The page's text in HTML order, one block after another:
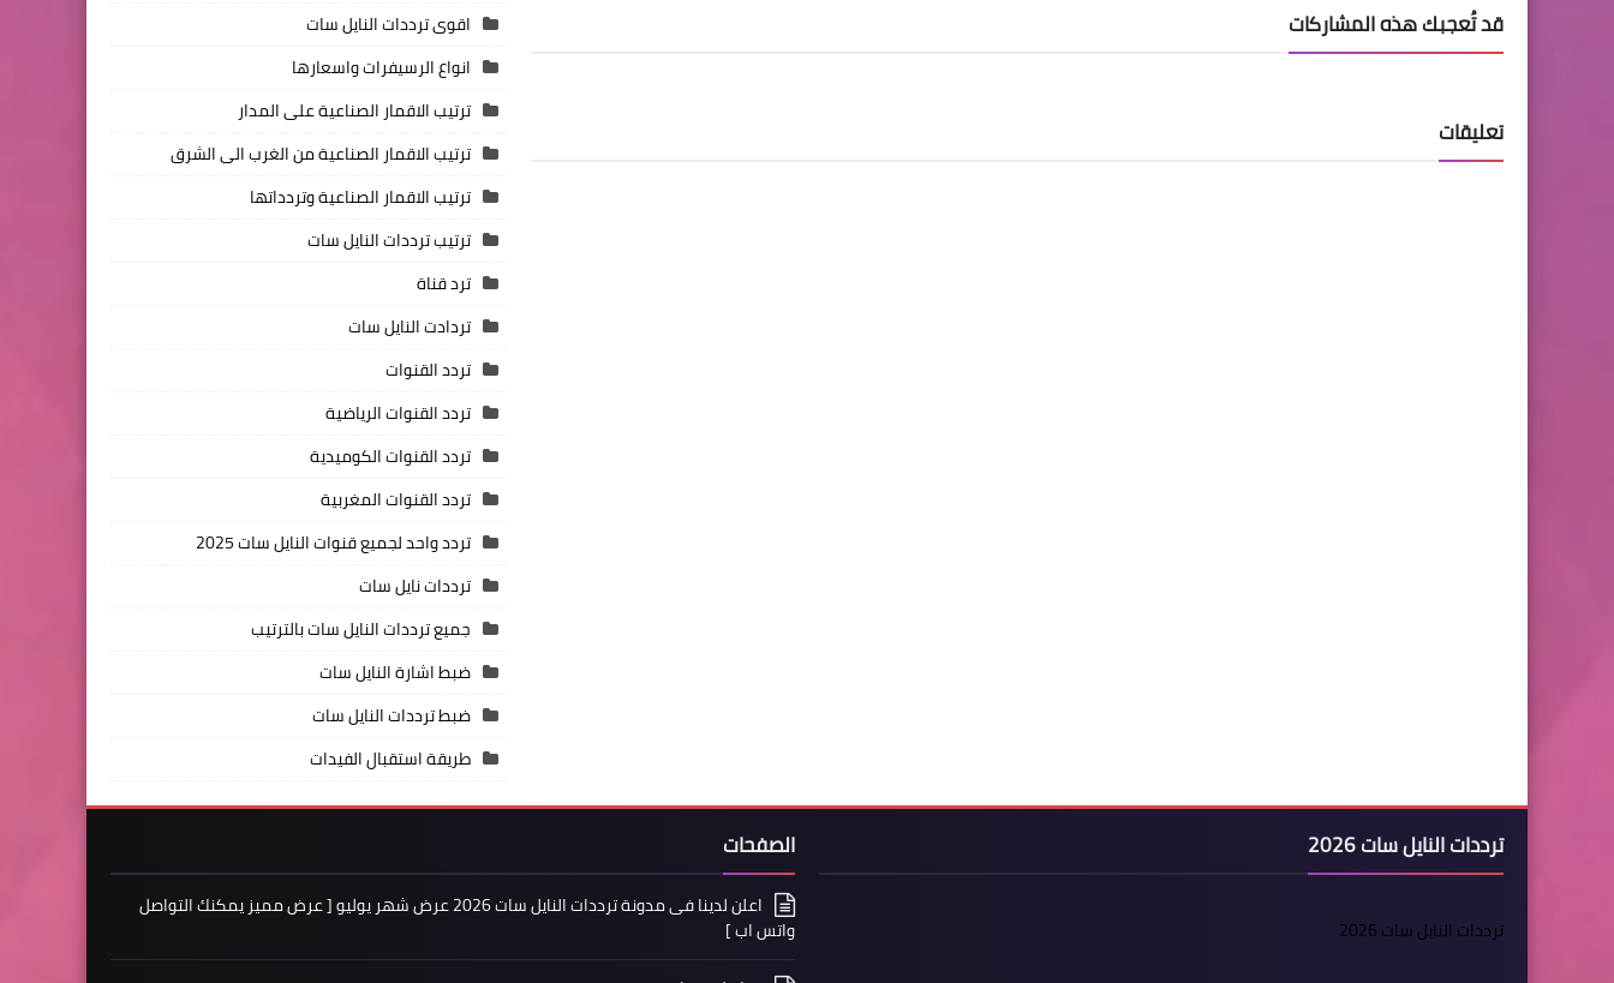
قد تُعجبك هذه المشاركات
تعليقات
اقوى ترددات النايل سات
انواع الرسيفرات واسعارها
ترتيب الاقمار الصناعية على المدار
ترتيب الاقمار الصناعية من الغرب الى الشرق
ترتيب الاقمار الصناعية وتردداتها
ترتيب ترددات النايل سات
ترد قناة
تردادت النايل سات
تردد القنوات
تردد القنوات الرياضية
تردد القنوات الكوميدية
تردد القنوات المغربية
تردد واحد لجميع قنوات النايل سات 2025
ترددات نايل سات
جميع ترددات النايل سات بالترتيب
ضبط اشارة النايل سات
ضبط ترددات النايل سات
طريقة استقبال الفيدات
ترددات النايل سات 2026
ترددات النايل سات 2026
الصفحات
اعلن لدينا فى مدونة ترددات النايل سات 2026 عرض شهر يوليو [ عرض مميز يمكنك التواصل
واتس اب ]